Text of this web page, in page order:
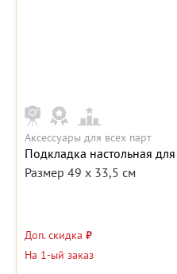
Аксессуары для всех парт
Подкладка настольная
Размер 49 x 33,5 см
Доп. скидка ₽
На 1-ый заказ